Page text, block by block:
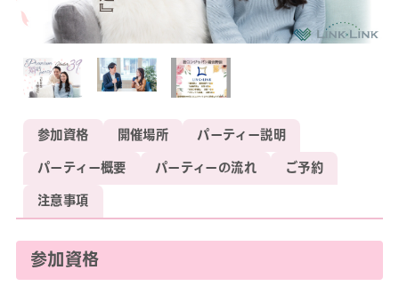
参加資格 開催場所
パーティー説明
パーティー概要
パーティーの流れ
ご予約
注意事項
参加資格